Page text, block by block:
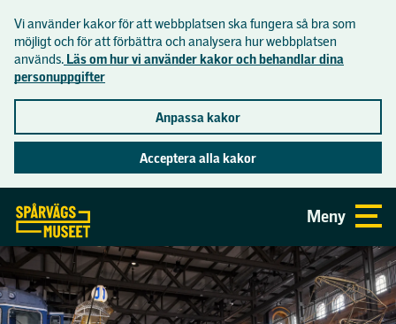
Vi använder kakor för att webbplatsen ska fungera så bra som
möjligt och för att förbättra och analysera hur webbplatsen
används. Läs om hur vi använder kakor och behandlar dina
personuppgifter
Anpassa kakor
Acceptera alla kakor
Meny
Öppettider och priser
Mat och dryck
Praktisk information
Tillgänglighet på museet
Se och göra
Aktuellt
Utställningar
Aktiviteter
Om museet
Museets historia
Butiken
Skolor
Lättläst